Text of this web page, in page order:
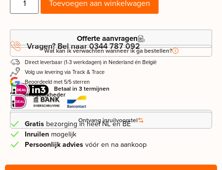
Toevoegen aan winkelwagen
Offerte aanvragen
Vragen? Bel naar 0344 787 092
Wat kan ik verwachten wanneer ik ga bestellen?
Direct leverbaar (1-3 werkdagen) in Nederland én België
Volg uw levering via Track & Trace
Beoordeeld met 5/5 sterren
Betaal in 3 termijnen
Betaalmogelijkheden
Leasevoorstel aanvragen
Ontvang inruilvoorstel
Gratis bezorging in heel NL en BE
Inruilen mogelijk
Persoonlijk adviesvóór en na aankoop